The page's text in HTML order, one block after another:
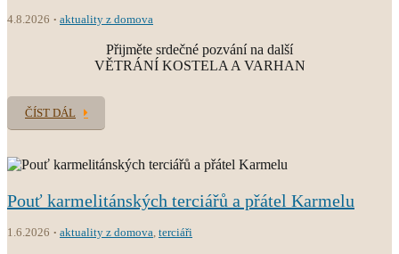
4.8.2026 aktuality z domova
Přijměte srdečné pozvání na další
VĚTRÁNÍ KOSTELA A VARHAN
ČÍST DÁL
Pouť karmelitánských terciářů a přátel Karmelu
1.6.2026 aktuality z domova terciáři